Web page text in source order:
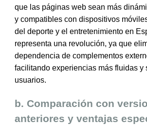
que las páginas web sean más
y compatibles con dispositivos
del deporte y el entretenimiento en
representa una revolución, ya que
dependencia de complementos
facilitando experiencias más fluidas y
usuarios.
b. Comparación con
anteriores y ventajas